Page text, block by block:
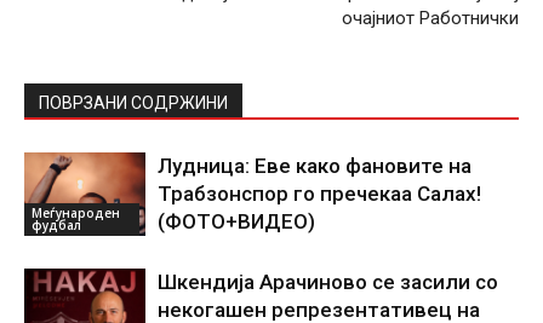
очајниот Работнички
ПОВРЗАНИ СОДРЖИНИ
Меѓународен
фудбал
Лудница: Еве како фановите на
Трабзонспор го пречекаа Салах!
(ФОТО+ВИДЕО)
Шкендија Арачиново се засили со
некогашен репрезентативец на